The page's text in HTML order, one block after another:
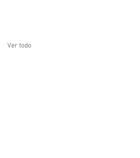
Ver todo